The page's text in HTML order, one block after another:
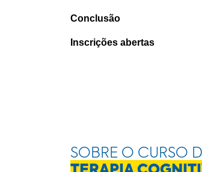
Conclusão
Inscrições abertas
SOBRE O CURSO